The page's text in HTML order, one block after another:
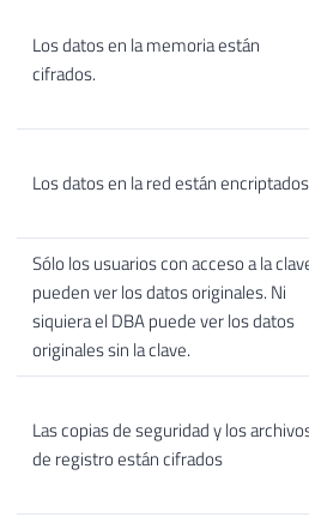
Los datos en la memoria están
cifrados.
Los datos en la red están
Sólo los usuarios con acceso a la
pueden ver los datos originales. Ni
siquiera el DBA puede ver los datos
originales sin la clave.
Las copias de seguridad y los
de registro están cifrados